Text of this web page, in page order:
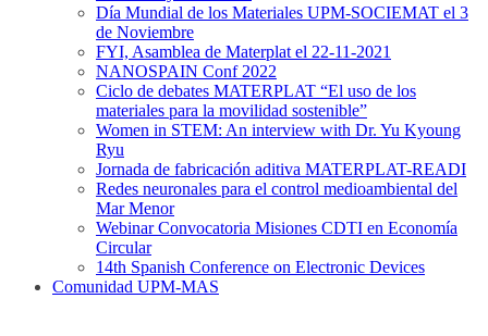
Día Mundial de los Materiales UPM-SOCIEMAT el 3
de Noviembre
FYI, Asamblea de Materplat el 22-11-2021
NANOSPAIN Conf 2022
Ciclo de debates MATERPLAT “El uso de los
materiales para la movilidad sostenible”
Women in STEM: An interview with Dr. Yu Kyoung
Ryu
Jornada de fabricación aditiva MATERPLAT-READI
Redes neuronales para el control medioambiental del
Mar Menor
Webinar Convocatoria Misiones CDTI en Economía
Circular
14th Spanish Conference on Electronic Devices
Comunidad UPM-MAS